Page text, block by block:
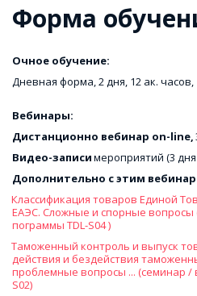
Форма
Очное обучение:
Дневная форма, 2 дня, 12 ак. часов,
Вебинары:
Дистанционно вебинар on-line,
Видео-записи мероприятий (3
Дополнительно с этим
Классификация товаров Единой
ЕАЭС. Сложные и спорные вопросы
пограммы TDL-S04 )
Таможенный контроль и выпуск
действия и бездействия
проблемные вопросы ... (семинар /
S02)